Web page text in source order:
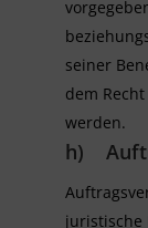
seiner
dem
werden.
h)
juristische